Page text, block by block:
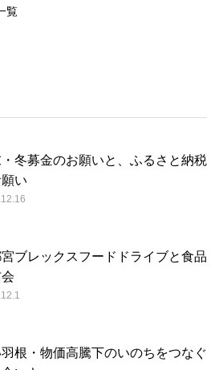
覧
冬募金のお願いと、ふるさと納税
い
ブレックスフードドライブと食品
根・物価高騰下のいのちをつなぐ